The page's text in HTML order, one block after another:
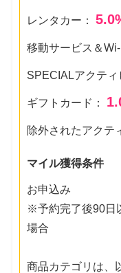
レンタカー：5.0
移動サービス＆
SPECIALアクテ
ギフトカード：
除外されたアクテ
マイル獲得条件
お申込み
※予約完了後90日
場合
商品カテゴリは、